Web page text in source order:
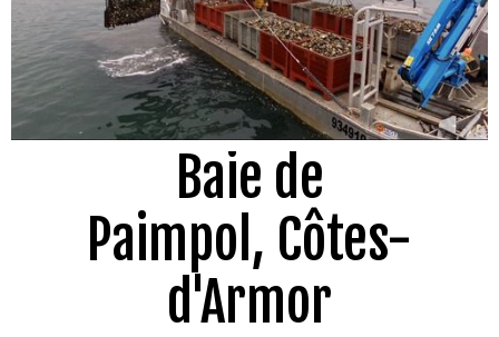
Baie de
Paimpol, Côtes-
d'Armor